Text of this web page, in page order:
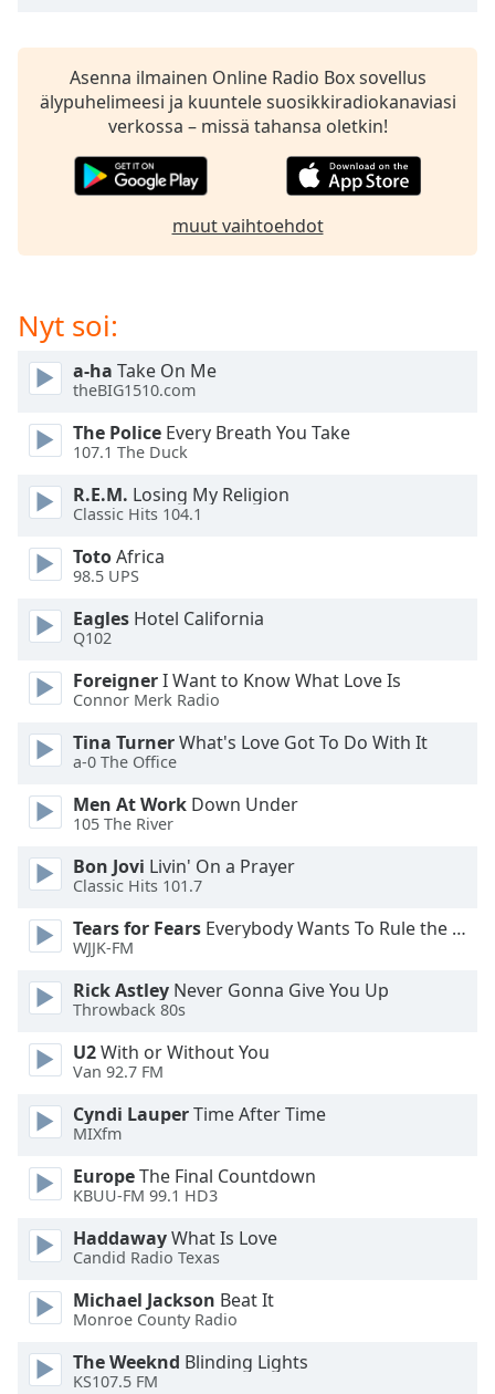
dialog
subtitles
off,
selected
This
modal
Beginning
dialog
Escape
cancel
window.
Background
Color
Opacity
Caption
Area
Background
Asenna ilmainen Online Radio Box sovellus
älypuhelimeesi ja kuuntele suosikkiradiokanaviasi
verkossa – missä tahansa oletkin!
muut vaihtoehdot
Nyt soi:
a-ha Take On Me
theBIG1510.com
The Police Every Breath You Take
107.1 The Duck
R.E.M. Losing My Religion
Classic Hits 104.1
TotoAfrica
98.5 UPS
Eagles Hotel California
Q102
ForeignerI Want to Know What Love Is
Connor Merk Radio
Tina TurnerWhat's Love Got To Do With It
a-0 The Office
Men At Work Down Under
105 The River
Bon Jovi Livin' On a Prayer
Classic Hits 101.7
Tears for Fears Everybody Wants To Rule the World
WJJK-FM
Rick Astley Never Gonna Give You Up
Throwback 80s
U2With or Without You
Van 92.7 FM
Cyndi LauperTime After Time
MIXfm
EuropeThe Final Countdown
KBUU-FM 99.1 HD3
HaddawayWhat Is Love
Candid Radio Texas
Michael Jackson Beat It
Monroe County Radio
The Weeknd Blinding Lights
KS107.5 FM